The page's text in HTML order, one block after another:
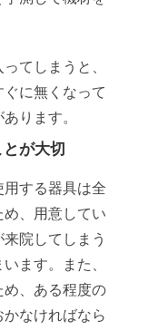
てしまうと、
に無くなって
ります。
が大切
する器具は全
、用意してい
院してしまう
ます。また、
、ある程度の
なければなら